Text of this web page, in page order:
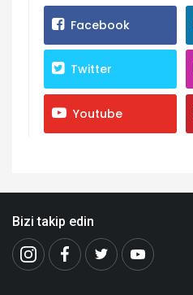
Facebook
Twitter
Youtube
Bizi takip edin